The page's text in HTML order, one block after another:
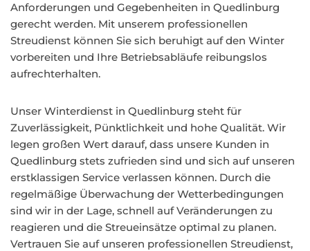
Anforderungen und Gegebenheiten in Quedlinburg
gerecht werden. Mit unserem professionellen
Streudienst können Sie sich beruhigt auf den Winter
vorbereiten und Ihre Betriebsabläufe reibungslos
aufrechterhalten.
Unser Winterdienst in Quedlinburg steht für
Zuverlässigkeit, Pünktlichkeit und hohe Qualität. Wir
legen großen Wert darauf, dass unsere Kunden in
Quedlinburg stets zufrieden sind und sich auf unseren
erstklassigen Service verlassen können. Durch die
regelmäßige Überwachung der Wetterbedingungen
sind wir in der Lage, schnell auf Veränderungen zu
reagieren und die Streueinsätze optimal zu planen.
Vertrauen Sie auf unseren professionellen Streudienst,